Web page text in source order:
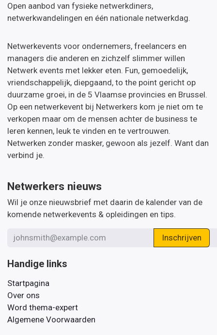
Open aanbod van fysieke netwerkdiners,
netwerkwandelingen en één nationale netwerkdag.
Netwerkevents voor ondernemers, freelancers en
managers die anderen en zichzelf slimmer willen
Netwerk events met lekker eten. Fun, gemoedelijk,
vriendschappelijk, diepgaand, to the point gericht op
duurzame groei, in de 5 Vlaamse provincies en Brussel.
Op een netwerkevent bij Netwerkers kom je niet om te
verkopen maar om de mensen achter de business te
leren kennen, leuk te vinden en te vertrouwen.
Netwerken zonder masker, gewoon als jezelf. Want dan
verbind je.
Netwerkers nieuws
Wil je onze nieuwsbrief met daarin de kalender van de
komende netwerkevents & opleidingen en tips.
Inschrijven
Handige links
Startpagina
Over ons
Word thema-expert
Algemene Voorwaarden